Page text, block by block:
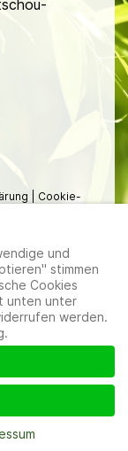
Cookie-
und
stimmen
Cookies
unten unter
werden.